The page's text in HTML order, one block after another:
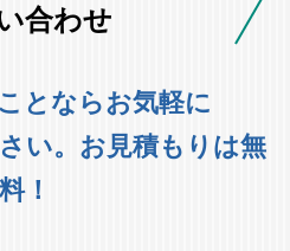
合わせ
とならお気軽に
い。お見積もりは無
料！